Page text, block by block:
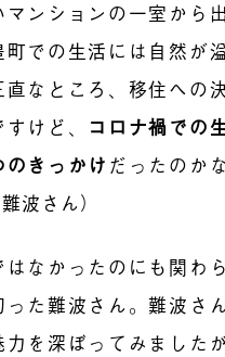
マンションの一室から
町での生活には自然が
なところ、移住への
けど、
コロナ禍での
きっかけ だったのか
波さん）
なかったのにも関わ
た難波さん。難波さ
力を深ぼってみました